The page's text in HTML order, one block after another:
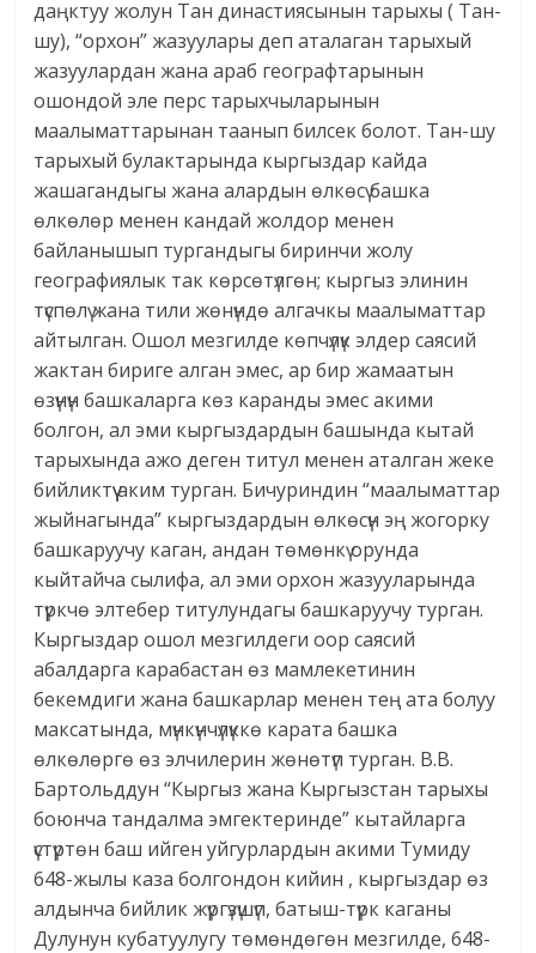
даңктуу жолун Тан династиясынын тарыхы ( Тан-
шу), “орхон” жазуулары деп аталаган тарыхый
жазуулардан жана араб географтарынын
ошондой эле перс тарыхчыларынын
маалыматтарынан таанып билсек болот. Тан-шу
тарыхый булактарында кыргыздар кайда
жашагандыгы жана алардын өлкөсү башка
өлкөлөр менен кандай жолдор менен
байланышып тургандыгы биринчи жолу
географиялык так көрсөтүлгөн; кыргыз элинин
түспөлү жана тили жөнүндө алгачкы маалыматтар
айтылган. Ошол мезгилде көпчүлүк элдер саясий
жактан бириге алган эмес, ар бир жамаатын
өзүнүн башкаларга көз каранды эмес акими
болгон, ал эми кыргыздардын башында кытай
тарыхында ажо деген титул менен аталган жеке
бийликтүү аким турган. Бичуриндин “маалыматтар
жыйнагында” кыргыздардын өлкөсүн эң жогорку
башкаруучу каган, андан төмөнкү орунда
кыйтайча сылифа, ал эми орхон жазууларында
түркчө элтебер титулундагы башкаруучу турган.
Кыргыздар ошол мезгилдеги оор саясий
абалдарга карабастан өз мамлекетинин
бекемдиги жана башкарлар менен тең ата болуу
максатында, мүнкүнчүлүккө карата башка
өлкөлөргө өз элчилерин жөнөтүп турган. В.В.
Бартольддун “Кыргыз жана Кыргызстан тарыхы
боюнча тандалма эмгектеринде” кытайларга
үстүртөн баш ийген уйгурлардын акими Тумиду
648-жылы каза болгондон кийин , кыргыздар өз
алдынча бийлик жүргүзүшүп, батыш-түрк каганы
Дулунун кубатуулугу төмөндөгөн мезгилде, 648-